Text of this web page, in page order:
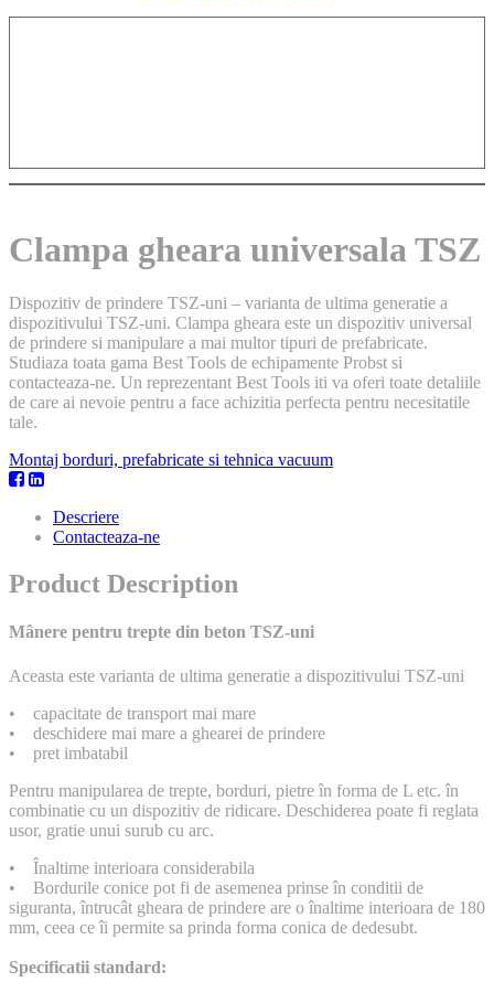
Clampa gheara universala TSZ
Dispozitiv de prindere TSZ-uni – varianta de ultima generatie a
dispozitivului TSZ-uni. Clampa gheara este un dispozitiv universal
de prindere si manipulare a mai multor tipuri de prefabricate.
Studiaza toata gama Best Tools de echipamente Probst si
contacteaza-ne. Un reprezentant Best Tools iti va oferi toate detaliile
de care ai nevoie pentru a face achizitia perfecta pentru necesitatile
tale.
Montaj borduri, prefabricate si tehnica vacuum
Descriere
Contacteaza-ne
Product Description
Mânere pentru trepte din beton TSZ-uni
Aceasta este varianta de ultima generatie a dispozitivului TSZ-uni
• capacitate de transport mai mare
• deschidere mai mare a ghearei de prindere
• pret imbatabil
Pentru manipularea de trepte, borduri, pietre în forma de L etc. în
combinatie cu un dispozitiv de ridicare. Deschiderea poate fi reglata
usor, gratie unui surub cu arc.
• Înaltime interioara considerabila
• Bordurile conice pot fi de asemenea prinse în conditii de
siguranta, întrucât gheara de prindere are o înaltime interioara de 180
mm, ceea ce îi permite sa prinda forma conica de dedesubt.
Specificatii standard: